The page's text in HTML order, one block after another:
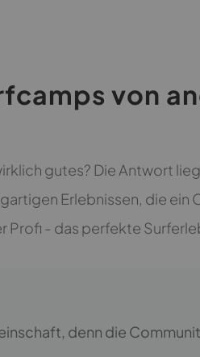
von
gutes? Die Antwort
Erlebnissen, die ein
- das perfekte
denn die